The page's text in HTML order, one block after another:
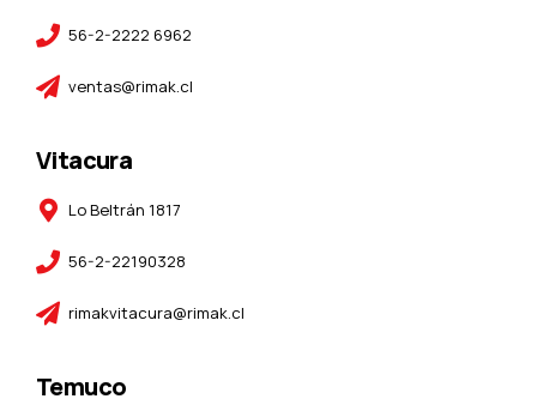
56-2-2222 6962
ventas@rimak.cl
Vitacura
Lo Beltrán 1817
56-2-22190328
rimakvitacura@rimak.cl
Temuco